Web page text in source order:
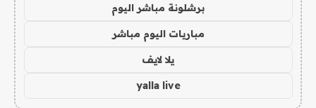
برشلونة مباشر اليوم
مباريات اليوم مباشر
يلا لايف
yalla live